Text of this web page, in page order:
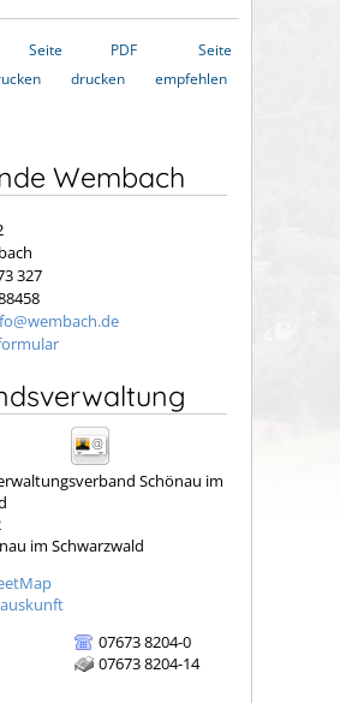
Seite
PDF
drucken
Seite
empfehlen
Wembach
327
Schönau im
im Schwarzwald
07673 8204-0
07673 8204-14